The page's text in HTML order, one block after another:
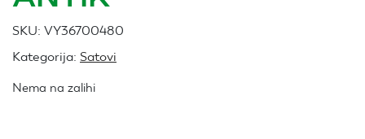
SKU: VY36700480
Kategorija: Satovi
Nema na zalihi